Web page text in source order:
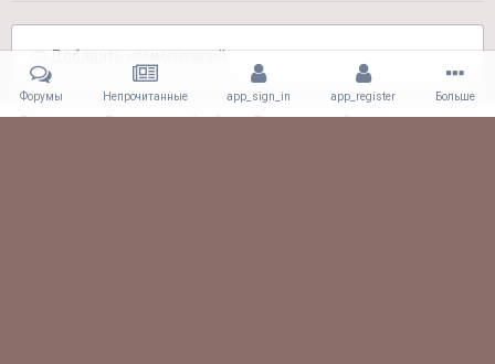
Добавить комментарий...
Главная Галерея Альбомы Пользователей
Форумы Непрочитанные app_sign_in app_register Больше